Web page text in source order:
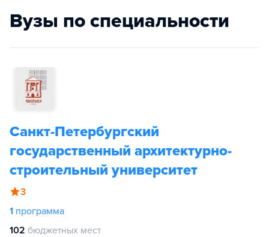
Вузы по специальности
Санкт-Петербургский
государственный архитектурно-
строительный университет
3
1 программа
102 бюджетных мест